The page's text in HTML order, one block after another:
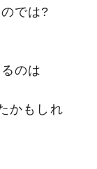
では?
のは
かもしれ